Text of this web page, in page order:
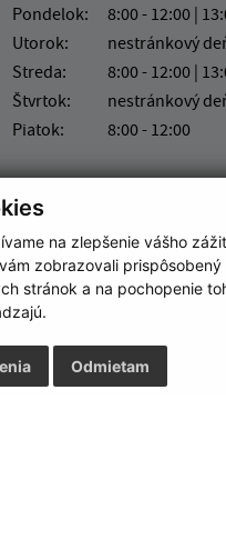
na zlepšenie vášho
zobrazovali prispôsobený
stránok a na pochopenie
Odmietam
Response
Pondelok:
8:00 - 12:00 |
Utorok:
nestránkový
Streda:
8:00 - 12:00 |
Štvrtok:
nestránkový
Piatok:
8:00 - 12:00